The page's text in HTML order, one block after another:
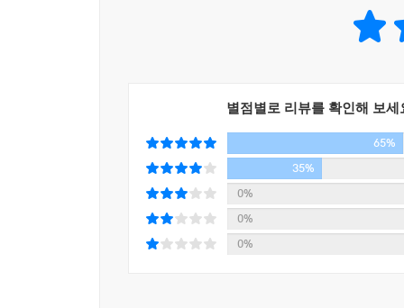
책 속에는 자신이 가장 잘 할 수 있는 방법으로 ‘
상사의 성희롱 문제를 제기하며 회사를 상대로 4
수식이 익숙한 ‘이은의 법률사무소’의 대표 변
이름을 내건 법률사무소를 열게 된 이유, 여성을
‘스쿨오브무브먼트’의 최하란 공동대표는 잘 나
별점별로 리뷰를 확인해 보세
65%
35%
0%
0%
0%